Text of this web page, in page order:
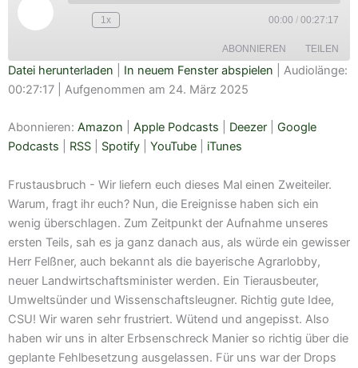
1x 00:00 / 00:27:17
ABONNIEREN TEILEN
Amazon Apple Podcasts
Google Podcasts
RSS Spotify
RSS FEED
TEILEN
LINK
Datei herunterladen In neuem Fenster abspielen
Audiolänge:
00:27:17
Aufgenommen am 24. März 2025
Abonnieren: Amazon Apple Podcasts Deezer
Google
Podcasts
RSS Spotify YouTube iTunes
Frustausbruch - Wir liefern euch dieses Mal einen Zweiteiler.
Warum, fragt ihr euch? Nun, die Ereignisse haben sich ein
wenig überschlagen. Zum Zeitpunkt der Aufnahme unseres
ersten Teils, sah es ja ganz danach aus, als würde ein gewisser
Herr Felßner, auch bekannt als die bayerische Agrarlobby,
neuer Landwirtschaftsminister werden. Ein Tierausbeuter,
Umweltsünder und Wissenschaftsleugner. Richtig gute Idee,
CSU! Wir waren sehr frustriert. Wütend und angepisst. Also
haben wir uns in alter Erbsenschreck Manier so richtig über die
geplante Fehlbesetzung ausgelassen. Für uns war der Drops